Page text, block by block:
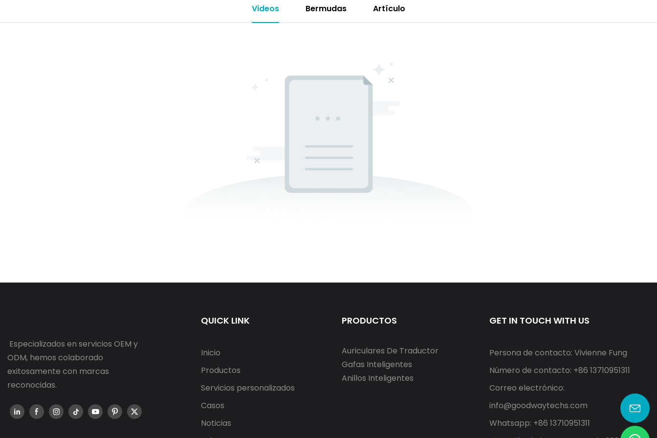
Videos Bermudas Artículo
Especializados en servicios OEM y
ODM, hemos colaborado
exitosamente con marcas
reconocidas.
QUICK LINK
Inicio
Productos
Servicios personalizados
Casos
Noticias
PRODUCTOS
Auriculares De Traductor
Gafas Inteligentes
Anillos Inteligentes
GET IN TOUCH WITH US
Persona de contacto: Vivienne Fung
Número de contacto: +86 13710951311
Correo electrónico:
info@goodwaytechs.com
Whatsapp: +86 13710951311